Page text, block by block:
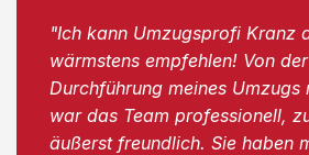
"Ich kann Umzugsprofi Kranz
wärmstens empfehlen! Von
Durchführung meines Umzugs
war das Team professionell,
äußerst freundlich. Sie haben